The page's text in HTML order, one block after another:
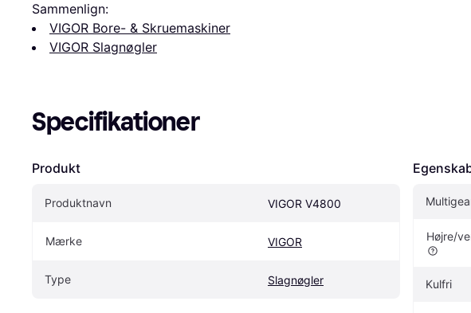
Sammenlign:
VIGOR Bore- & Skruemaskiner
VIGOR Slagnøgler
Specifikationer
Produkt
Produktnavn VIGOR V4800
Mærke VIGOR
Type Slagnøgler
Højre/
Kulfri